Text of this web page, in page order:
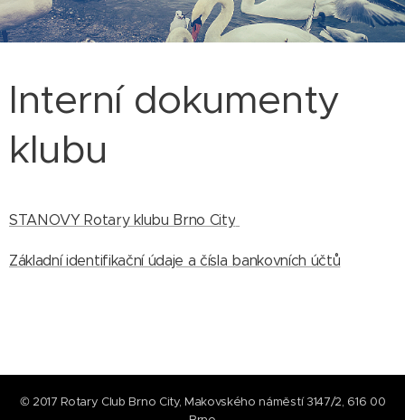
Interní dokumenty
klubu
STANOVY Rotary klubu Brno City
Základní identifikační údaje a čísla bankovních účtů
© 2017 Rotary Club Brno City, Makovského náměstí 3147/2, 616 00